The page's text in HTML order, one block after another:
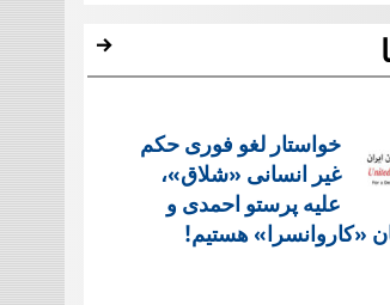
خواستار لغو فوری حکم
غیر انسانی «شلاق»،
علیه پرستو احمدی و
«کاروانسرا» هستیم!